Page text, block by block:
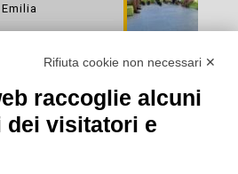
preventivi
Rifiuta cookie non necessari ✕
raccoglie alcuni
dei visitatori e